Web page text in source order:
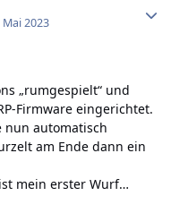
Mai 2023
„rumgespielt“ und
Firmware eingerichtet.
nun automatisch
am Ende dann ein
mein erster Wurf…